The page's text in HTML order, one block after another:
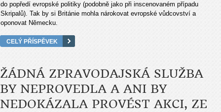
do popředí evropské politiky (podobně jako při inscenovaném případu
Skripalů). Tak by si Británie mohla nárokovat evropské vůdcovství a
oponovat Německu.
CELÝ PŘÍSPĚVEK
ŽÁDNÁ ZPRAVODAJSKÁ SLUŽBA
BY NEPROVEDLA A ANI BY
NEDOKÁZALA PROVÉST AKCI, ZE